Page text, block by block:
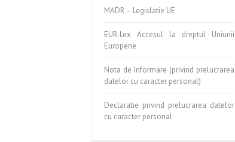
MADR – Legislatie UE
EUR-Lex Accesul la dreptul Uniunii
Europene
Nota de Informare (privind prelucrarea
datelor cu caracter personal)
Declaratie privind prelucrarea datelor
cu caracter personal